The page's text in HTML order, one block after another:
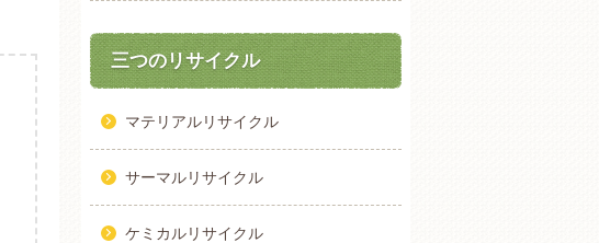
三つのリサイクル
マテリアルリサイクル
サーマルリサイクル
ケミカルリサイクル